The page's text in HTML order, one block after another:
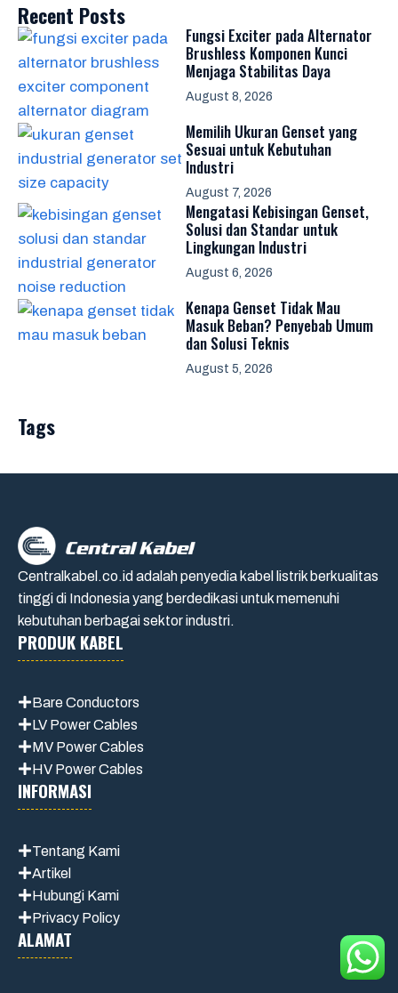
Recent Posts
Fungsi Exciter pada Alternator
Brushless Komponen Kunci
Menjaga Stabilitas Daya
August 8, 2026
Memilih Ukuran Genset yang
Sesuai untuk Kebutuhan
Industri
August 7, 2026
Mengatasi Kebisingan Genset,
Solusi dan Standar untuk
Lingkungan Industri
August 6, 2026
Kenapa Genset Tidak Mau
Masuk Beban? Penyebab Umum
dan Solusi Teknis
August 5, 2026
Tags
Centralkabel.co.id adalah penyedia kabel listrik berkualitas
tinggi di Indonesia yang berdedikasi untuk memenuhi
kebutuhan berbagai sektor industri.
PRODUK KABEL
Bare Conductors
LV Power Cables
MV Power Cables
HV Power Cables
INFORMASI
Tentang Kami
Artikel
Hubungi Kami
Privacy Policy
ALAMAT